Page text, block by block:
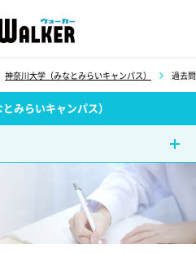
神奈川大学（みなとみらいキャンパス） 過去
みらいキャンパス）